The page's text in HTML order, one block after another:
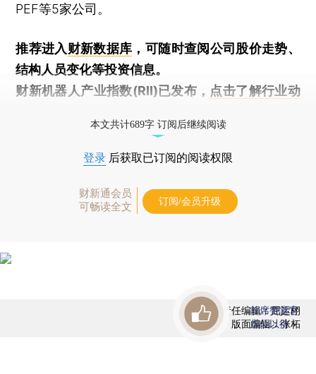
PEF等5家公司。
推荐进入财新数据库 ，可随时查阅公司股价走势、
结构人员变化等投资信息。
财新机器人产业指数(RII)已发布， 点击了解行业动
本文共计689字 订阅后继续阅读
登录 后获取已订阅的阅读权限
财新通会员
可畅读全文
订阅/会员升级
责任编辑：屈运栩
版面编辑：张柘
首席赞赏官
虚位以待